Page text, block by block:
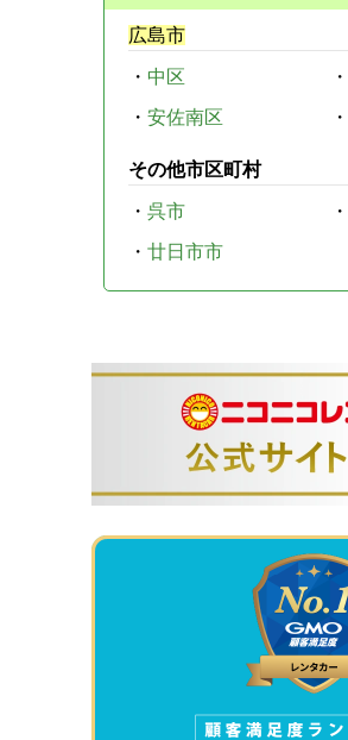
広島市
・ 中区 ・
・ 安佐南区 ・
その他市区町村
・ 呉市 ・
・ 廿日市市